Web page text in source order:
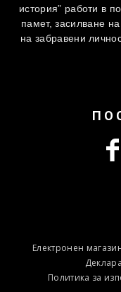
история” работи в
памет, засилване
на забравени
Електронен
Политика за